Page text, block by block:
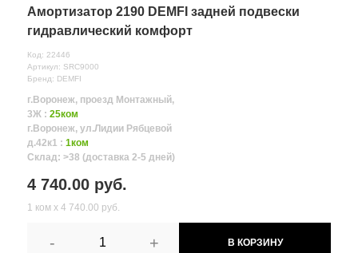
Амортизатор 2190 DEMFI задней подвески
гидравлический комфорт
Код: 22446
Артикул: SRC9000
Бренд: DEMFI
г.Воронеж, проезд Монтажный,
3Ж : 25ком
г.Воронеж, ул.Лидии Рябцевой
д.42к1 : 1ком
Склад: >38 (доставка 2-5 дней)
4 740.00 руб.
1 ком х 4 740.00 руб.
- + В КОРЗИНУ